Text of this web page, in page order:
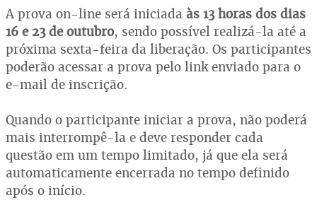
A prova on-line será iniciada às 13 horas dos dias
16 e 23 de outubro, sendo possível realizá-la até a
próxima sexta-feira da liberação. Os participantes
poderão acessar a prova pelo link enviado para o
e-mail de inscrição.
Quando o participante iniciar a prova, não poderá
mais interrompê-la e deve responder cada
questão em um tempo limitado, já que ela será
automaticamente encerrada no tempo definido
após o início.